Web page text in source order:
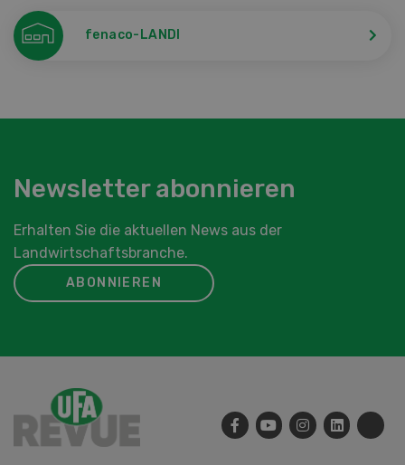
fenaco-LANDI
Newsletter abonnieren
Erhalten Sie die aktuellen News aus der
Landwirtschaftsbranche.
ABONNIEREN